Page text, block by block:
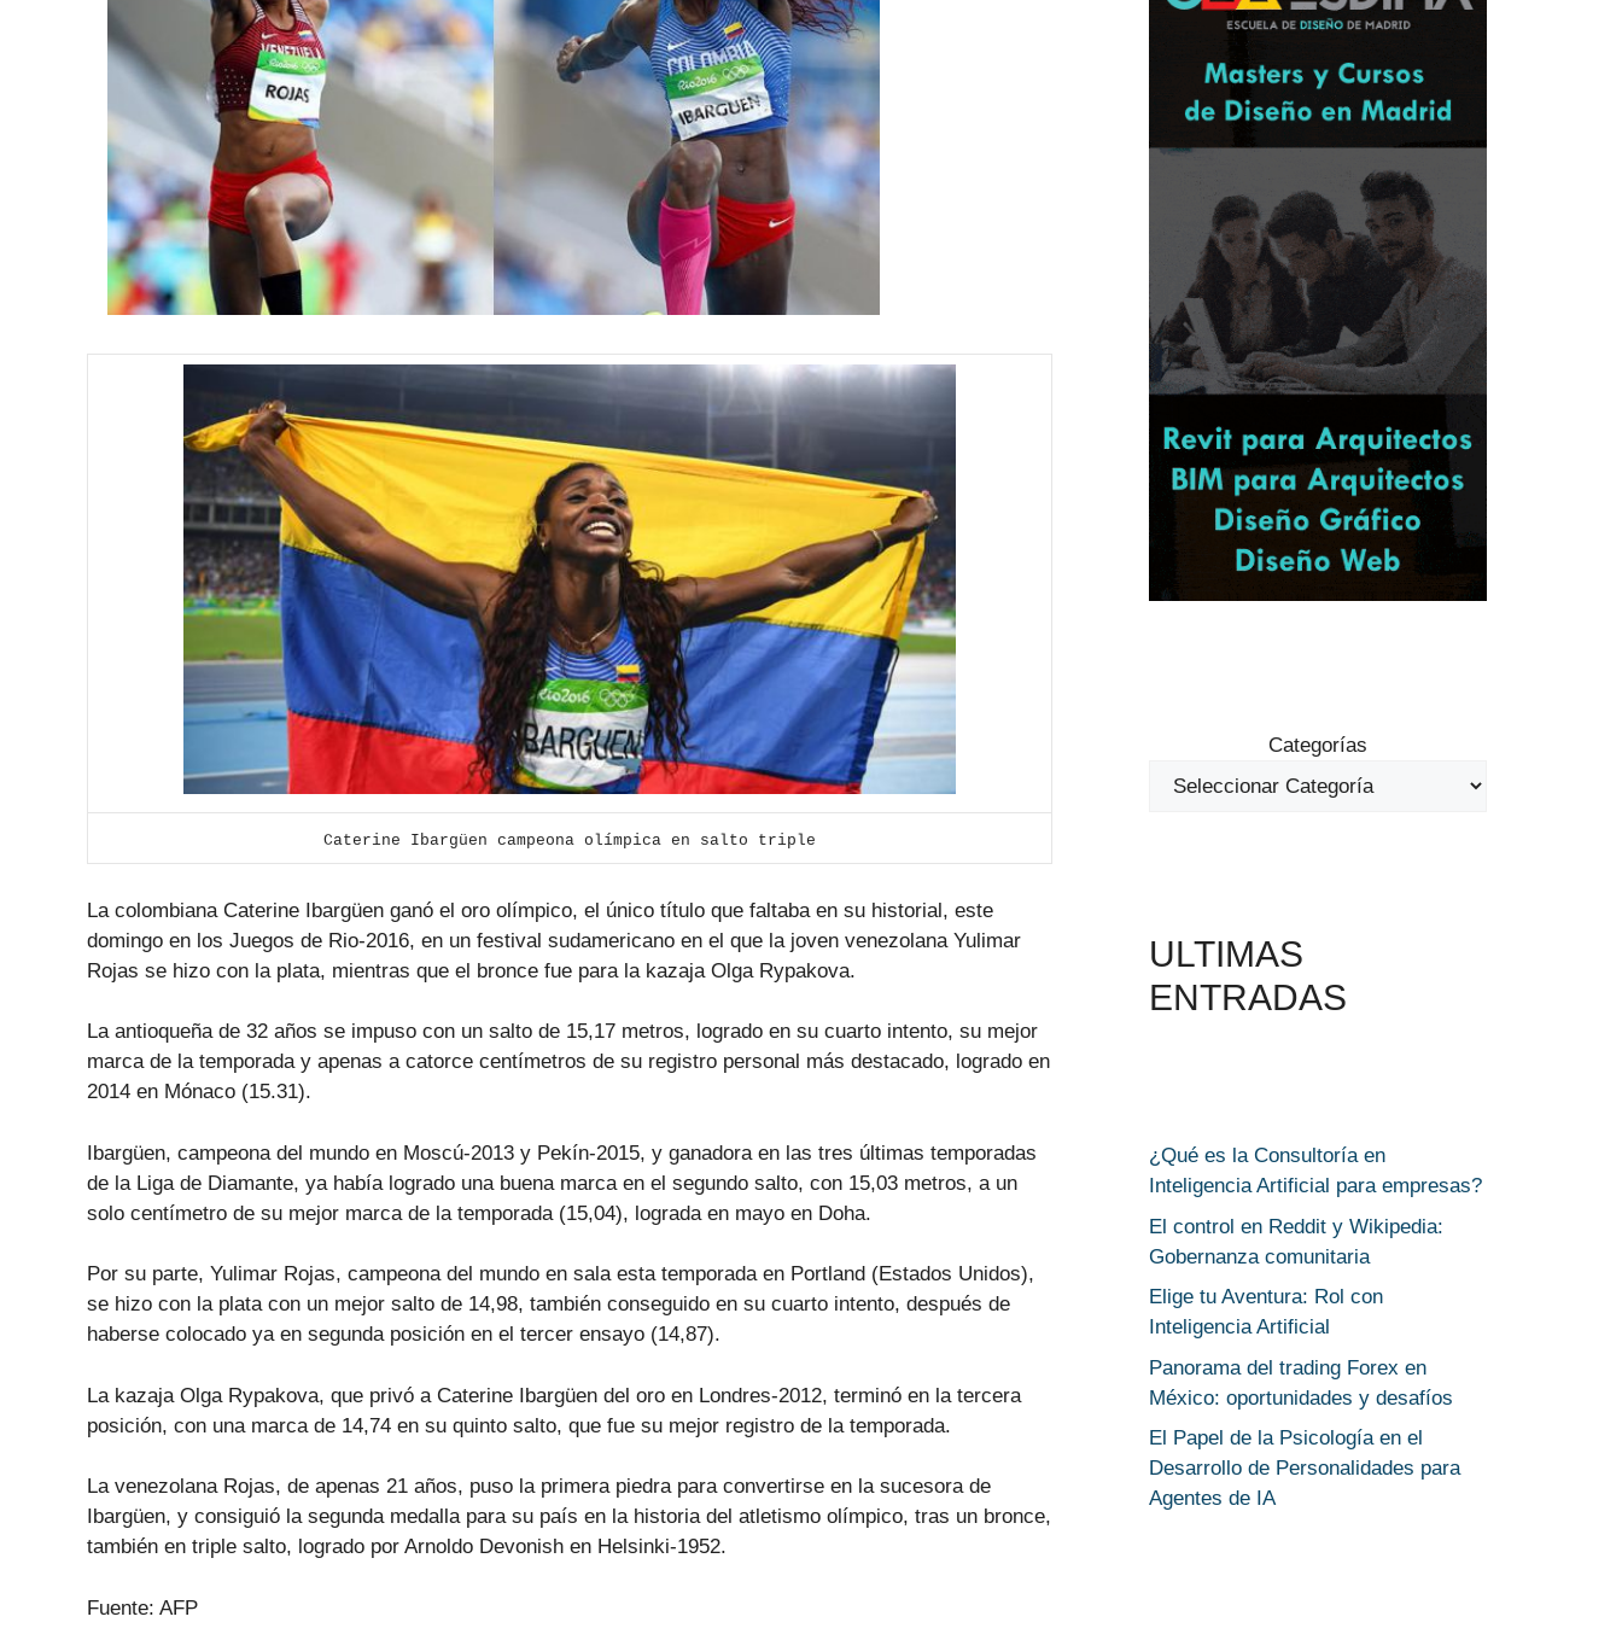
Caterine Ibargüen campeona olímpica en salto triple
La colombiana Caterine Ibargüen ganó el oro olímpico, el único título que faltaba en su historial, este
domingo en los Juegos de Rio-2016, en un festival sudamericano en el que la joven venezolana Yulimar
Rojas se hizo con la plata, mientras que el bronce fue para la kazaja Olga Rypakova.
La antioqueña de 32 años se impuso con un salto de 15,17 metros, logrado en su cuarto intento, su mejor
marca de la temporada y apenas a catorce centímetros de su registro personal más destacado, logrado en
2014 en Mónaco (15.31).
Ibargüen, campeona del mundo en Moscú-2013 y Pekín-2015, y ganadora en las tres últimas temporadas
de la Liga de Diamante, ya había logrado una buena marca en el segundo salto, con 15,03 metros, a un
solo centímetro de su mejor marca de la temporada (15,04), lograda en mayo en Doha.
Por su parte, Yulimar Rojas, campeona del mundo en sala esta temporada en Portland (Estados Unidos),
se hizo con la plata con un mejor salto de 14,98, también conseguido en su cuarto intento, después de
haberse colocado ya en segunda posición en el tercer ensayo (14,87).
La kazaja Olga Rypakova, que privó a Caterine Ibargüen del oro en Londres-2012, terminó en la tercera
posición, con una marca de 14,74 en su quinto salto, que fue su mejor registro de la temporada.
La venezolana Rojas, de apenas 21 años, puso la primera piedra para convertirse en la sucesora de
Ibargüen, y consiguió la segunda medalla para su país en la historia del atletismo olímpico, tras un bronce,
también en triple salto, logrado por Arnoldo Devonish en Helsinki-1952.
Fuente: AFP
Categorías
ULTIMAS
ENTRADAS
¿Qué es la Consultoría en
Inteligencia Artificial para empresas?
El control en Reddit y Wikipedia:
Gobernanza comunitaria
Elige tu Aventura: Rol con
Inteligencia Artificial
Panorama del trading Forex en
México: oportunidades y desafíos
El Papel de la Psicología en el
Desarrollo de Personalidades para
Agentes de IA